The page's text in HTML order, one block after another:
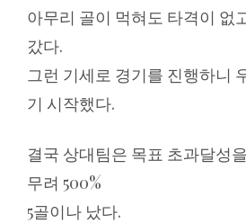
아무리 골이 먹혀도 타격이 없
갔다.
그런 기세로 경기를 진행하니
기 시작했다.
결국 상대팀은 목표 초과달성
무려 500%
5골이나 났다.